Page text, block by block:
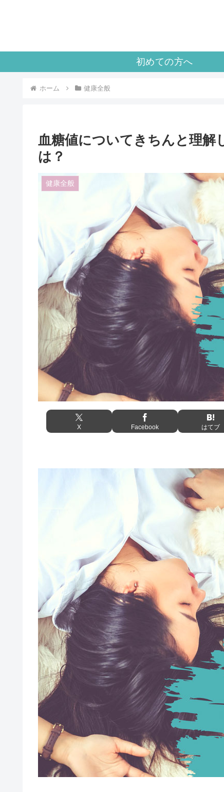
初めての方へ
ホーム 健康全般
血糖値についてきちんと理解
は？
健康全般
X Facebook はてブ